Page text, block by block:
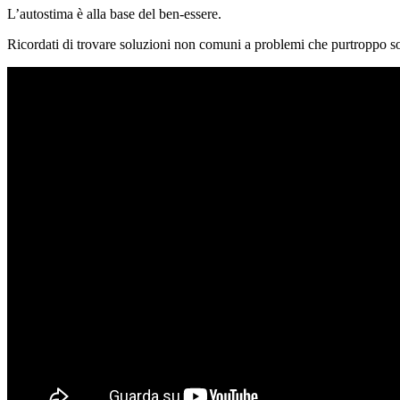
L’autostima è alla base del ben-essere.
Ricordati di trovare soluzioni non comuni a problemi che purtroppo